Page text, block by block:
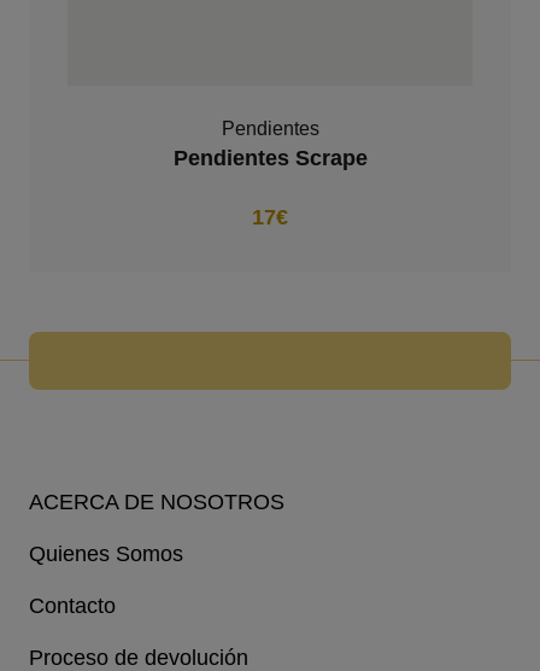
Pendientes
Pendientes Scrape
17€
ACERCA DE NOSOTROS
Quienes Somos
Contacto
Proceso de devolución